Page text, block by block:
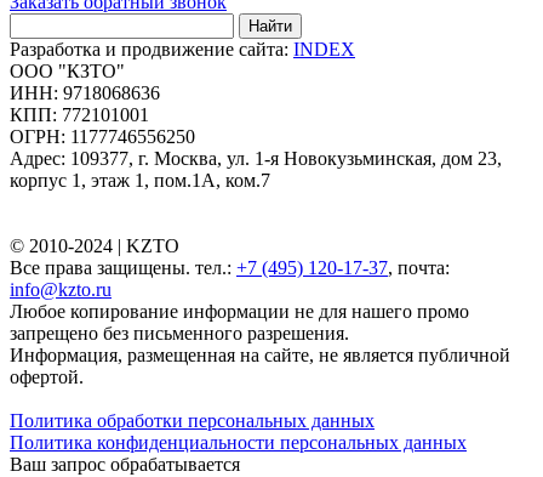
Найти
Разработка и продвижение сайта: INDEX
ООО "КЗТО"
ИНН: 9718068636
КПП: 772101001
ОГРН: 1177746556250
Адрес: 109377, г. Москва, ул. 1-я Новокузьминская, дом 23,
корпус 1, этаж 1, пом.1А, ком.7
© 2010-2024 | KZTO
Все права защищены. тел.: +7 (495) 120-17-37, почта:
info@kzto.ru
Любое копирование информации не для нашего промо
запрещено без письменного разрешения.
Информация, размещенная на сайте, не является публичной
офертой.
Политика обработки персональных данных
Политика конфиденциальности персональных данных
Ваш запрос обрабатывается